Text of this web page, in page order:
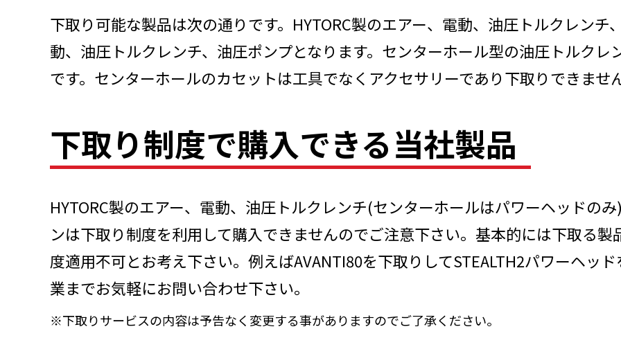
下取り可能な製品は次の通りです。HYTORC製のエアー、電動、油圧トルクレンチ
動、油圧トルクレンチ、油圧ポンプとなります。センターホール型の油圧トルク
です。センターホールのカセットは工具でなくアクセサリーであり下取りできませ
下取り制度で購入できる当社製品
HYTORC製のエアー、電動、油圧トルクレンチ(センターホールはパワーヘッドの
ンは下取り制度を利用して購入できませんのでご注意下さい。基本的には下取る
度適用不可とお考え下さい。例えばAVANTI80を下取りしてSTEALTH2パワーヘッ
業までお気軽にお問い合わせ下さい。
※下取りサービスの内容は予告なく変更する事がありますのでご了承ください。